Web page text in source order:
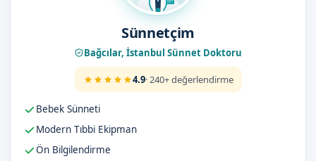
Sünnetçim
Bağcılar, İstanbul Sünnet Doktoru
4.9· 240+ değerlendirme
Bebek Sünneti
Modern Tıbbi Ekipman
Ön Bilgilendirme